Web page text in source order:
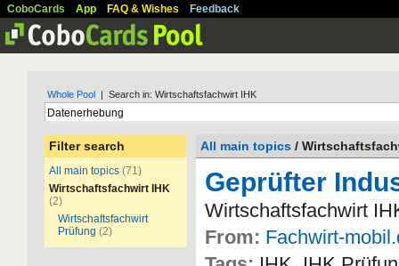
CoboCards App FAQ & Wishes Feedback
Whole Pool | Search in: Wirtschaftsfachwirt IHK
Filter search
All main topics (71)
Wirtschaftsfachwirt IHK
(2)
Wirtschaftsfachwirt
Prüfung (2)
All main topics /
Geprüfter
Wirtschaftsfachwirt
From: Fachwirt-